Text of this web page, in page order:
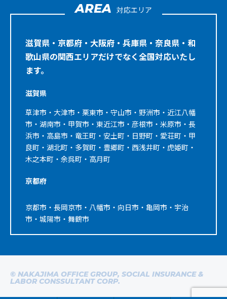
AREA 対応エリア
滋賀県・京都府・大阪府・兵庫県・奈良県・和
歌山県の関西エリアだけでなく全国対応いたし
ます。
滋賀県
草津市・大津市・栗東市・守山市・野洲市・近江八幡
市・湖南市・甲賀市・東近江市・彦根市・米原市・長
浜市・高島市・竜王町・安土町・日野町・愛荘町・甲
良町・湖北町・多賀町・豊郷町・西浅井町・虎姫町・
木之本町・余呉町・高月町
京都府
京都市・長岡京市・八幡市・向日市・亀岡市・宇治
市・城陽市・舞鶴市
© NAKAJIMA OFFICE GROUP, SOCIAL INSURANCE &
LABOR CONSSULTANT CORP.